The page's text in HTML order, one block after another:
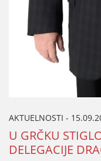
AKTUELNOSTI -
U GRČKU
DELEGACIЈE